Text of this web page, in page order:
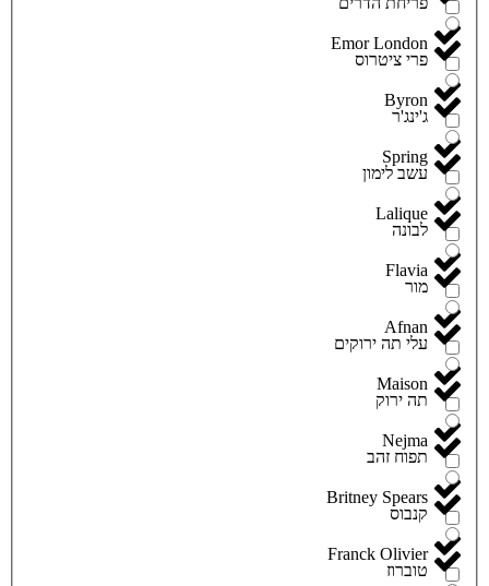
Emor London
Byron
Spring
Lalique
Flavia
Afnan
Maison
Nejma
Britney Spears
Franck Olivier
פרי ציטרוס
ג'ינג'ר
עשב לימון
לבונה
מור
עלי תה ירוקים
תה ירוק
תפוח זהב
קנבוס
טוברוז